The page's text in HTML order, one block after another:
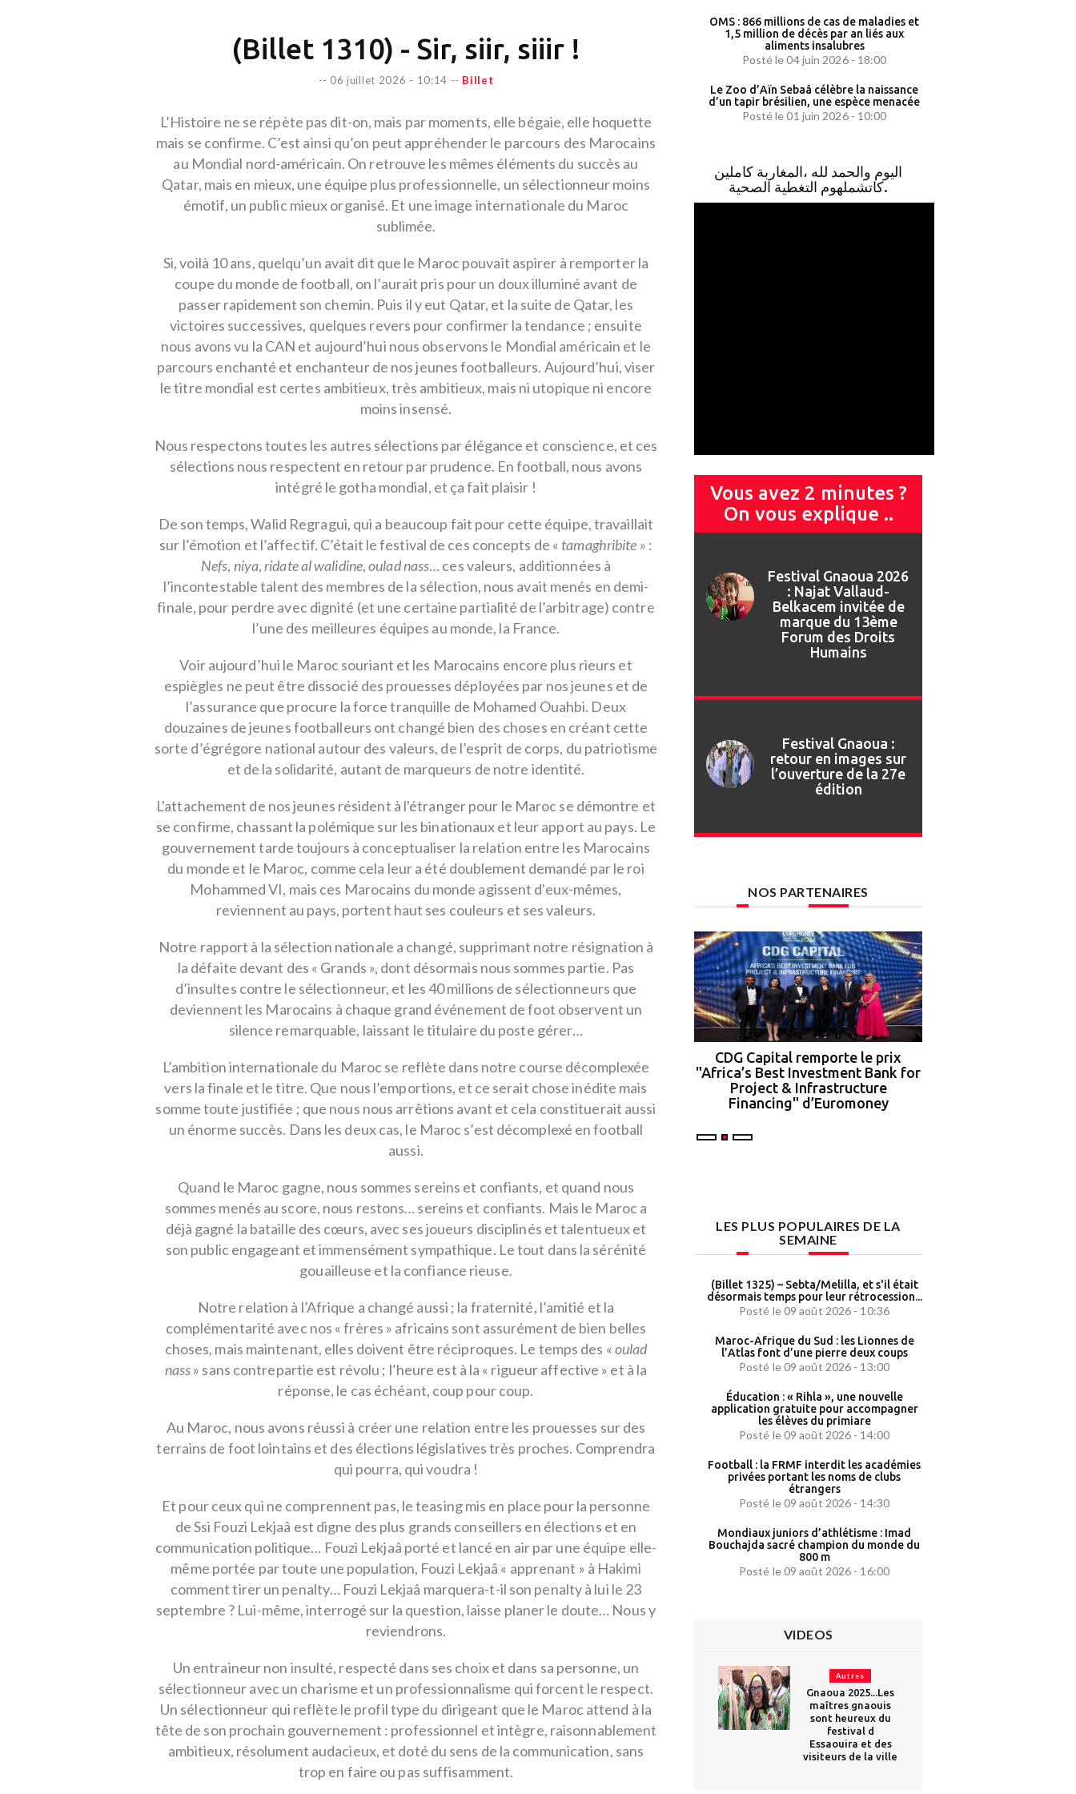
(Billet 1310) - Sir, siir, siiir !
-- 06 juillet 2026 - 10:14 -- Billet
L’Histoire ne se répète pas dit-on, mais par moments, elle bégaie, elle hoquette
mais se confirme. C’est ainsi qu’on peut appréhender le parcours des Marocains
au Mondial nord-américain. On retrouve les mêmes éléments du succès au
Qatar, mais en mieux, une équipe plus professionnelle, un sélectionneur moins
émotif, un public mieux organisé. Et une image internationale du Maroc
sublimée.
Si, voilà 10 ans, quelqu’un avait dit que le Maroc pouvait aspirer à remporter la
coupe du monde de football, on l’aurait pris pour un doux illuminé avant de
passer rapidement son chemin. Puis il y eut Qatar, et la suite de Qatar, les
victoires successives, quelques revers pour confirmer la tendance ; ensuite
nous avons vu la CAN et aujourd’hui nous observons le Mondial américain et le
parcours enchanté et enchanteur de nos jeunes footballeurs. Aujourd’hui, viser
le titre mondial est certes ambitieux, très ambitieux, mais ni utopique ni encore
moins insensé.
Nous respectons toutes les autres sélections par élégance et conscience, et ces
sélections nous respectent en retour par prudence. En football, nous avons
intégré le gotha mondial, et ça fait plaisir !
De son temps, Walid Regragui, qui a beaucoup fait pour cette équipe, travaillait
sur l’émotion et l’affectif. C’était le festival de ces concepts de « tamaghribite » :
Nefs, niya, ridate al walidine,oulad nass… ces valeurs, additionnées à
l’incontestable talent des membres de la sélection, nous avait menés en demi-
finale, pour perdre avec dignité (et une certaine partialité de l’arbitrage) contre
l’une des meilleures équipes au monde, la France.
Voir aujourd’hui le Maroc souriant et les Marocains encore plus rieurs et
espiègles ne peut être dissocié des prouesses déployées par nos jeunes et de
l’assurance que procure la force tranquille de Mohamed Ouahbi. Deux
douzaines de jeunes footballeurs ont changé bien des choses en créant cette
sorte d’égrégore national autour des valeurs, de l’esprit de corps, du patriotisme
et de la solidarité, autant de marqueurs de notre identité.
L'attachement de nos jeunes résident à l'étranger pour le Maroc se démontre et
se confirme, chassant la polémique sur les binationaux et leur apport au pays. Le
gouvernement tarde toujours à conceptualiser la relation entre les Marocains
du monde et le Maroc, comme cela leur a été doublement demandé par le roi
Mohammed VI, mais ces Marocains du monde agissent d'eux-mêmes,
reviennent au pays, portent haut ses couleurs et ses valeurs.
Notre rapport à la sélection nationale a changé, supprimant notre résignation à
la défaite devant des « Grands », dont désormais nous sommes partie. Pas
d’insultes contre le sélectionneur, et les 40 millions de sélectionneurs que
deviennent les Marocains à chaque grand événement de foot observent un
silence remarquable, laissant le titulaire du poste gérer…
L’ambition internationale du Maroc se reflète dans notre course décomplexée
vers la finale et le titre. Que nous l’emportions, et ce serait chose inédite mais
somme toute justifiée ; que nous nous arrêtions avant et cela constituerait aussi
un énorme succès. Dans les deux cas, le Maroc s’est décomplexé en football
aussi.
Quand le Maroc gagne, nous sommes sereins et confiants, et quand nous
sommes menés au score, nous restons… sereins et confiants. Mais le Maroc a
déjà gagné la bataille des cœurs, avec ses joueurs disciplinés et talentueux et
son public engageant et immensément sympathique. Le tout dans la sérénité
gouailleuse et la confiance rieuse.
Notre relation à l’Afrique a changé aussi ; la fraternité, l’amitié et la
complémentarité avec nos « frères » africains sont assurément de bien belles
choses, mais maintenant, elles doivent être réciproques. Le temps des «oulad
nass» sans contrepartie est révolu ; l’heure est à la « rigueur affective » et à la
réponse, le cas échéant, coup pour coup.
Au Maroc, nous avons réussi à créer une relation entre les prouesses sur des
terrains de foot lointains et des élections législatives très proches. Comprendra
qui pourra, qui voudra !
Et pour ceux qui ne comprennent pas, le teasing mis en place pour la personne
de Ssi Fouzi Lekjaâ est digne des plus grands conseillers en élections et en
communication politique… Fouzi Lekjaâ porté et lancé en air par une équipe elle-
même portée par toute une population, Fouzi Lekjaâ « apprenant » à Hakimi
comment tirer un penalty… Fouzi Lekjaâ marquera-t-il son penalty à lui le 23
septembre ? Lui-même, interrogé sur la question, laisse planer le doute… Nous y
reviendrons.
Un entraineur non insulté, respecté dans ses choix et dans sa personne, un
sélectionneur avec un charisme et un professionnalisme qui forcent le respect.
Un sélectionneur qui reflète le profil type du dirigeant que le Maroc attend à la
tête de son prochain gouvernement : professionnel et intègre, raisonnablement
ambitieux, résolument audacieux, et doté du sens de la communication, sans
trop en faire ou pas suffisamment.
OMS : 866 millions de cas de maladies et
1,5 million de décès par an liés aux
aliments insalubres
Posté le 04 juin 2026 - 18:00
Le Zoo d’Aïn Sebaâ célèbre la naissance
d’un tapir brésilien, une espèce menacée
Posté le 01 juin 2026 - 10:00
اليوم والحمد لله ،المغاربة كاملين
كاتشملهوم التغطية الصحية.
Vous avez 2 minutes ?
On vous explique ..
Festival Gnaoua 2026
: Najat Vallaud-
Belkacem invitée de
marque du 13ème
Forum des Droits
Humains
Festival Gnaoua :
retour en images sur
l’ouverture de la 27e
édition
NOS PARTENAIRES
accueille la 2ᵉ cohorte du
programme LEAD
CDG Capital remporte le prix
"Africa’s Best Investment Bank for
Project & Infrastructure
Financing" d’Euromoney
LES PLUS POPULAIRES DE LA
SEMAINE
(Billet 1325) – Sebta/Melilla, et s'il était
désormais temps pour leur rétrocession...
Posté le 09 août 2026 - 10:36
Maroc-Afrique du Sud : les Lionnes de
l’Atlas font d’une pierre deux coups
Posté le 09 août 2026 - 13:00
Éducation : « Rihla », une nouvelle
application gratuite pour accompagner
les élèves du primiare
Posté le 09 août 2026 - 14:00
Football : la FRMF interdit les académies
privées portant les noms de clubs
étrangers
Posté le 09 août 2026 - 14:30
Mondiaux juniors d’athlétisme : Imad
Bouchajda sacré champion du monde du
800 m
Posté le 09 août 2026 - 16:00
VIDEOS
Autres
Gnaoua 2025...Les
maîtres gnaouis
sont heureux du
festival d
Essaouira et des
visiteurs de la ville